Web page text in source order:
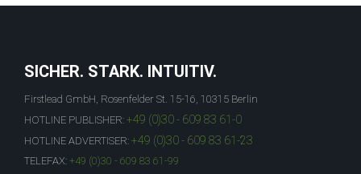
SICHER. STARK. INTUITIV.
Firstlead GmbH, Rosenfelder St. 15-16, 10315 Berlin
HOTLINE PUBLISHER: +49 (0)30 - 609 83 61-0
HOTLINE ADVERTISER: +49 (0)30 - 609 83 61-23
TELEFAX: +49 (0)30 - 609 83 61-99